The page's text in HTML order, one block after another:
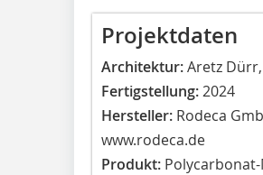
Projektdaten
Architektur:Aretz
Fertigstellung:2024
Hersteller: Rodeca
www.rodeca.de
Produkt: